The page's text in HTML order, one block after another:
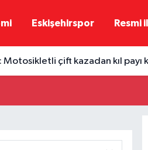
Eskişehirspor Resmi
Motosikletli çift kazadan kıl payı